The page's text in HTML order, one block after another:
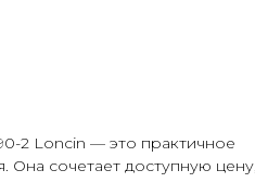
2 Loncin — это практичное
Она сочетает доступную цену,